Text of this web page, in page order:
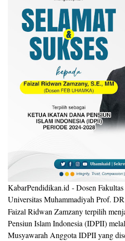
KabarPendidikan.id - Dosen
Universitas Muhammadiyah Prof.
Faizal Ridwan Zamzany terpilih
Pensiun Islam Indonesia (IDPII)
Musyawarah Anggota IDPII yang